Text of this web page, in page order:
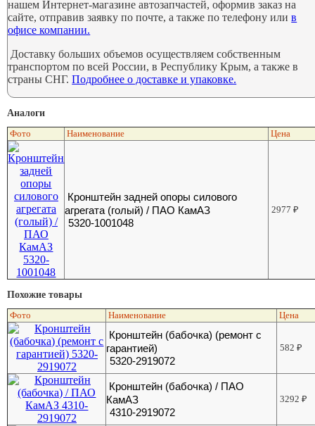
нашем Интернет-магазине автозапчастей, оформив заказ на
сайте, отправив заявку по почте, а также по телефону илив
офисе компании.
Доставку больших объемов осуществляем собственным
транспортом по всей России, в Республику Крым, а также в
страны СНГ.Подробнее о доставке и упаковке.
Аналоги
Фото Наименование Цена
Кронштейн задней опоры силового
агрегата (голый) / ПАО КамАЗ
5320-1001048
2977₽
Похожие товары
Фото Наименование Цена
Кронштейн (бабочка) (ремонт с
гарантией)
5320-2919072
582₽
Кронштейн (бабочка) / ПАО
КамАЗ
4310-2919072
3292₽